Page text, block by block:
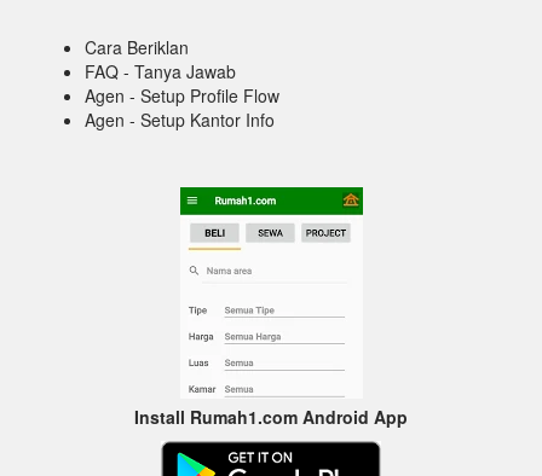
Cara Beriklan
FAQ - Tanya Jawab
Agen - Setup Profile Flow
Agen - Setup Kantor Info
Install Rumah1.com Android App